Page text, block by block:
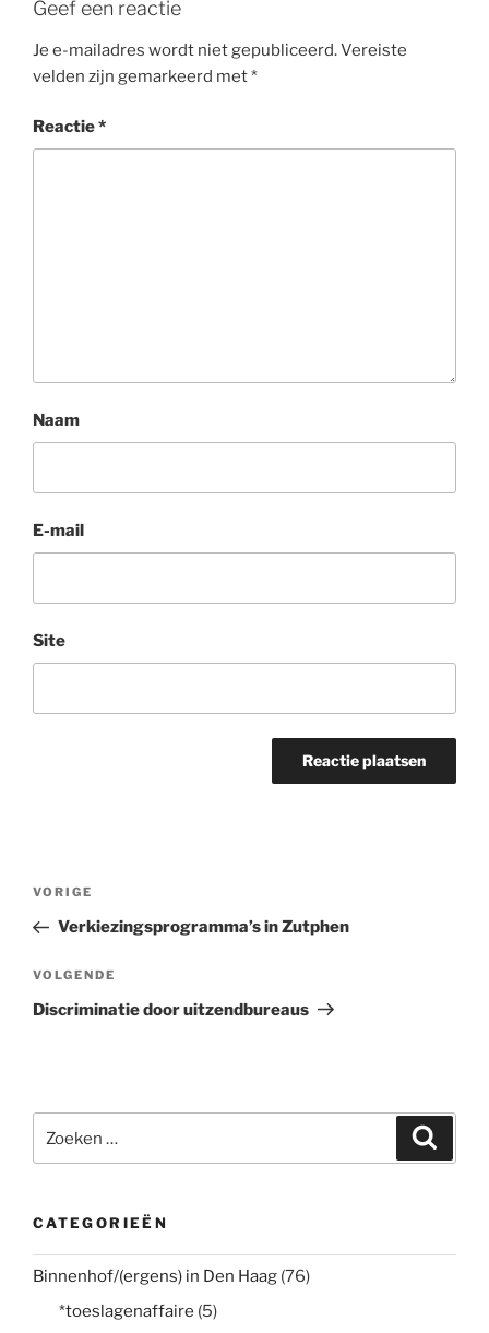
Geef een reactie
Je e-mailadres wordt niet gepubliceerd.Vereiste
velden zijn gemarkeerd met*
Reactie*
Naam
E-mail
Site
Bericht
Vorig
bericht
VORIGE
Verkiezingsprogramma’s in Zutphen
Volgend
bericht
VOLGENDE
Discriminatie door uitzendbureaus
naar:
CATEGORIEËN
Binnenhof/(ergens) in Den Haag (76)
*toeslagenaffaire (5)